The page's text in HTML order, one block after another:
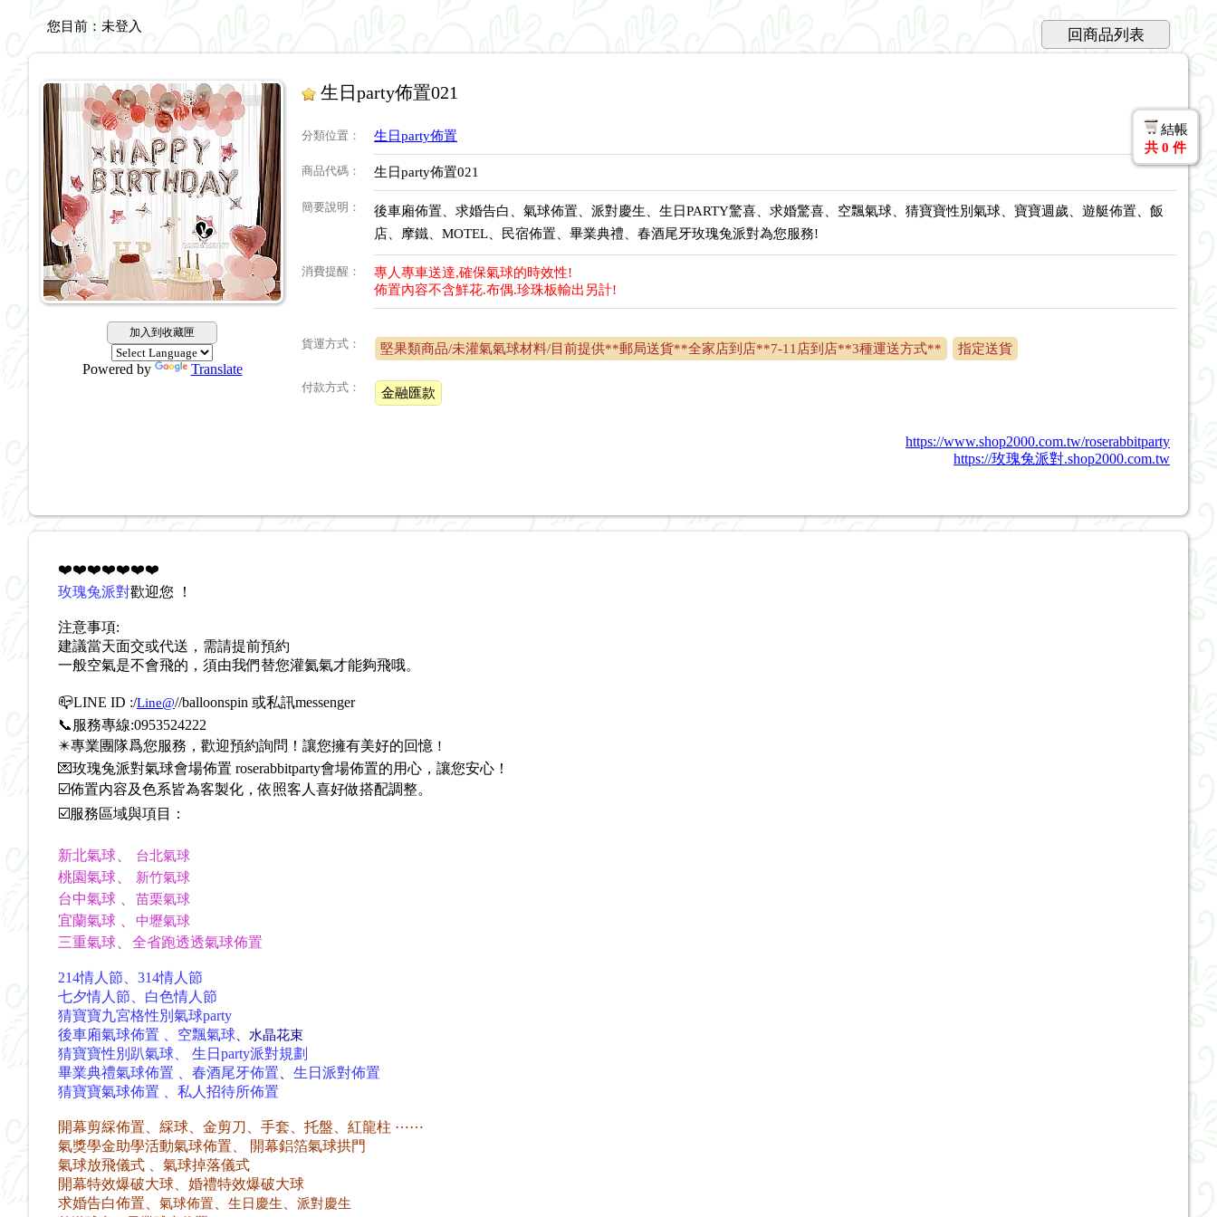
您目前： 未登入 回商品列表
加入到收藏匣
Powered by Translate
生日party佈置021
分類位置 ： 生日party佈置
商品代碼 ： 生日party佈置021
簡要說明 ：
後車廂佈置、求婚告白、氣球佈置、派對慶生、生日PARTY驚喜、求婚驚喜、空飄氣球、猜寶寶性別氣球、寶寶週歲、遊艇佈置、飯
店、摩鐵、MOTEL、民宿佈置、畢業典禮、春酒尾牙玫瑰兔派對為您服務!
消費提醒 ：
專人專車送達,確保氣球的時效性!
佈置內容不含鮮花.布偶.珍珠板輸出另計!
貨運方式： 堅果類商品/未灌氣氣球材料/目前提供**郵局送貨**全家店到店**7-11店到店**3種運送方式** 指定送貨
付款方式： 金融匯款
https://www.shop2000.com.tw/roserabbitparty
https://玫瑰兔派對.shop2000.com.tw
結帳
共 0 件
❤️❤️❤️❤️❤️❤️❤️
玫瑰兔派對歡迎您 ！
注意事項:
建議當天面交或代送，需請提前預約
一般空氣是不會飛的，須由我們替您灌氦氣才能夠飛哦。
📪LINE ID :/Line@//balloonspin 或私訊messenger
📞服務專線:0953524222
✴️專業團隊爲您服務，歡迎預約詢問！讓您擁有美好的回憶 ！
💌玫瑰兔派對氣球會場佈置 roserabbitparty會場佈置的用心，讓您安心！
☑️佈置内容及色系皆為客製化，依照客人喜好做搭配調整。
☑️服務區域與項目：
新北氣球、 台北氣球
桃園氣球、 新竹氣球
台中氣球 、 苗栗氣球
宜蘭氣球 、 中壢氣球
三重氣球、 全省跑透透氣球佈置
214情人節、314情人節
七夕情人節、白色情人節
猜寶寶九宮格性別氣球party
後車廂氣球佈置 、空飄氣球 、水晶花束
猜寶寶性別趴氣球、 生日party派對規劃
畢業典禮氣球佈置 、春酒尾牙佈置 生日派對佈置
猜寶寶氣球佈置 、私人招待所佈置
開幕剪綵佈置、綵球、金剪刀、手套、托盤、紅龍柱 ⋯⋯
氣獎學金助學活動氣球佈置、 開幕鋁箔氣球拱門
氣球放飛儀式 、氣球掉落儀式
開幕特效爆破大球、婚禮特效爆破大球
求婚告白佈置
氣球佈置 生日慶生
派對慶生